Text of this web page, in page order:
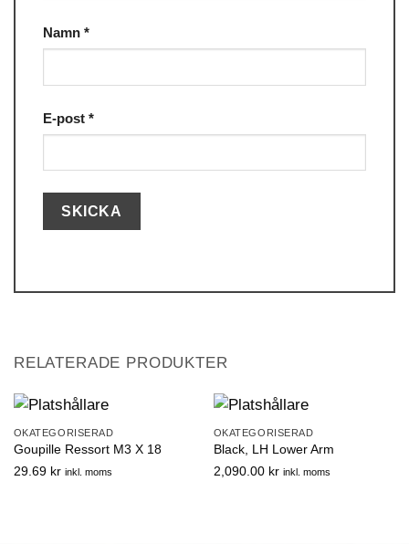
Namn *
E-post *
RELATERADE PRODUKTER
OKATEGORISERAD
Goupille Ressort M3 X 18
29.69 kr inkl. moms
OKATEGORISERAD
Black, LH Lower Arm
2,090.00 kr inkl. moms